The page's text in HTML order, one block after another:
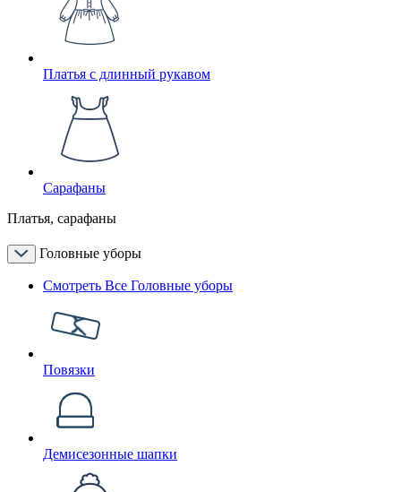
Платья с длинный рукавом
Сарафаны
Платья, сарафаны
Головные уборы
Смотреть Все Головные уборы
Повязки
Демисезонные шапки